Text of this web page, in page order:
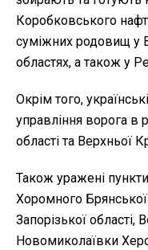
Коробковського
суміжних родовищ у
областях, а також у
Окрім того,
управління ворога в
області та Верхньої
Також уражені
Хоромного
Запорізької області,
Новомиколаївки